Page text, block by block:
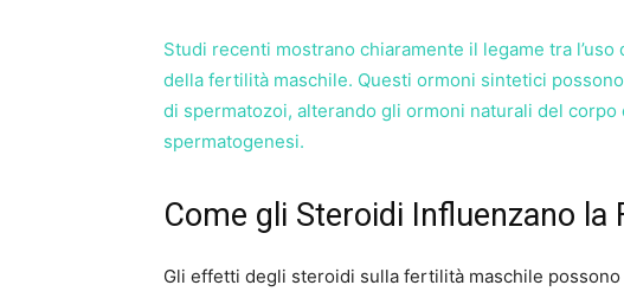
Studi recenti mostrano chiaramente il legame tra
della fertilità maschile. Questi ormoni sintetici
di spermatozoi, alterando gli ormoni naturali del corpo
spermatogenesi.
Come gli Steroidi Influenzano la
Gli effetti degli steroidi sulla fertilità maschile